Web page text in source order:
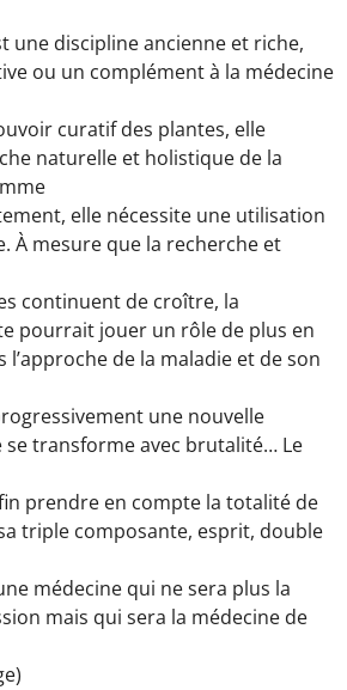
une discipline ancienne et riche,
ou un complément à la médecine
curatif des plantes, elle
naturelle et holistique de la
elle nécessite une utilisation
À mesure que la recherche et
continuent de croître, la
pourrait jouer un rôle de plus en
de la maladie et de son
une nouvelle
se transforme avec brutalité… Le
prendre en compte la totalité de
triple composante, esprit, double
médecine qui ne sera plus la
mais qui sera la médecine de